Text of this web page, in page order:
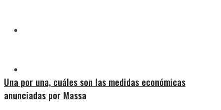
Una por una, cuáles son las medidas económicas
anunciadas por Massa